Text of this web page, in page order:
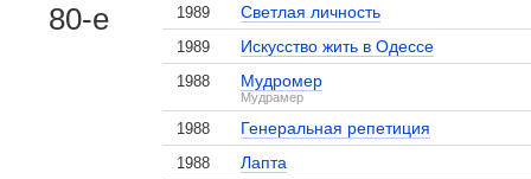
80-е 1989 Светлая личность
1989 Искусство жить в Одессе
1988 Мудромер
Мудрамер
1988 Генеральная репетиция
1988 Лапта